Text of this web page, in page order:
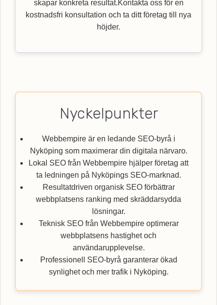
skapar konkreta resultat.Kontakta oss för en
kostnadsfri konsultation och ta ditt företag till nya
höjder.
Nyckelpunkter
Webbempire är en ledande SEO-byrå i
Nyköping som maximerar din digitala närvaro.
Lokal SEO från Webbempire hjälper företag att
ta ledningen på Nyköpings SEO-marknad.
Resultatdriven organisk SEO förbättrar
webbplatsens ranking med skräddarsydda
lösningar.
Teknisk SEO från Webbempire optimerar
webbplatsens hastighet och
användarupplevelse.
Professionell SEO-byrå garanterar ökad
synlighet och mer trafik i Nyköping.